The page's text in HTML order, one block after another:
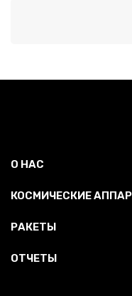
О НАС
КОСМИЧЕСКИЕ
РАКЕТЫ
ОТЧЕТЫ